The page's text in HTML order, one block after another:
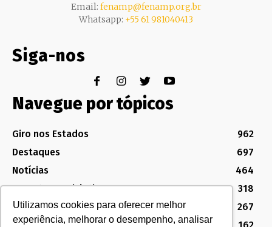
Utilizamos cookies para oferecer melhor
experiência, melhorar o desempenho, analisar
Email: fenamp@fenamp.org.br
Whatsapp: +55 61 981040413
Siga-nos
Navegue por tópicos
Giro nos Estados
962
Destaques
697
Notícias
464
Assuntos Legislativos
318
Política Sindical e Institucional
267